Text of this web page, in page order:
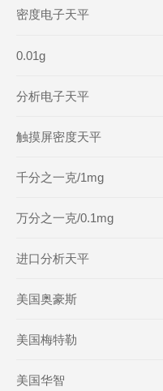
密度电子天平
0.01g
分析电子天平
触摸屏密度天平
千分之一克/1mg
万分之一克/0.1mg
进口分析天平
美国奥豪斯
美国梅特勒
美国华智